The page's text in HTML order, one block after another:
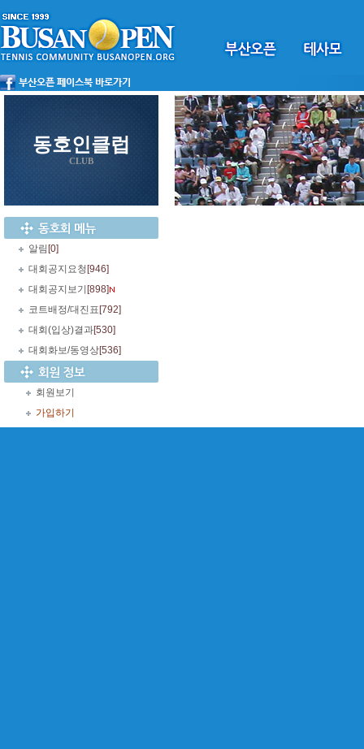
동호인클럽
CLUB
알림 [0]
대회공지요청 [946]
대회공지보기 [898]
코트배정/대진표 [792]
대회(입상)결과[530]
대회화보/동영상[536]
회원보기
가입하기